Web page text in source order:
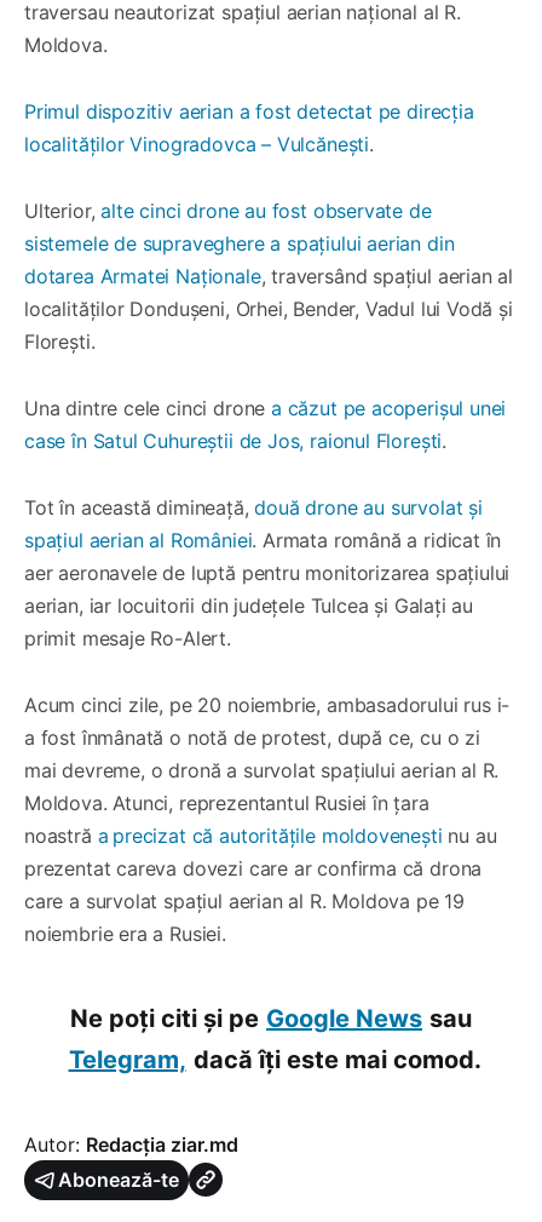
traversau neautorizat spațiul aerian național al R.
Moldova.
Primul dispozitiv aerian a fost detectat pe direcția
localităților Vinogradovca – Vulcănești.
Ulterior,alte cinci drone au fost observate de
sistemele de supraveghere a spațiului aerian din
dotarea Armatei Naționale, traversând spațiul aerian al
localităților Dondușeni, Orhei, Bender, Vadul lui Vodă și
Florești.
Una dintre cele cinci drone a căzut pe acoperișul unei
case în Satul Cuhureștii de Jos, raionul Florești.
Tot în această dimineață,două drone au survolat și
spațiul aerian al României. Armata română a ridicat în
aer aeronavele de luptă pentru monitorizarea spațiului
aerian, iar locuitorii din județele Tulcea și Galați au
primit mesaje Ro-Alert.
Acum cinci zile, pe 20 noiembrie, ambasadorului rus i-
a fost înmânată o notă de protest, după ce, cu o zi
mai devreme, o dronă a survolat spațiului aerian al R.
Moldova. Atunci, reprezentantul Rusiei în țara
noastră a precizat că autoritățile moldovenești nu au
prezentat careva dovezi care ar confirma că drona
care a survolat spațiul aerian al R. Moldova pe 19
noiembrie era a Rusiei.
Ne poți citi și pe Google News sau
Telegram, dacă îți este mai comod.
Autor: Redacția ziar.md
Abonează-te